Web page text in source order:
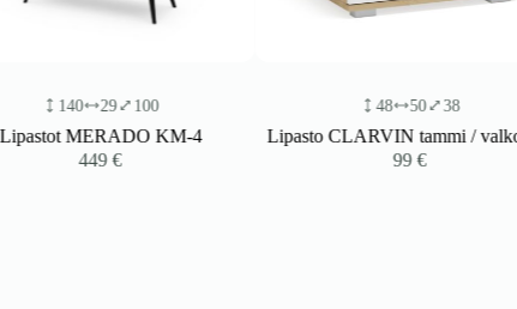
29 100
MERADO KM-4
€
50 38
Lipasto CLARVIN tammi / valkoisen